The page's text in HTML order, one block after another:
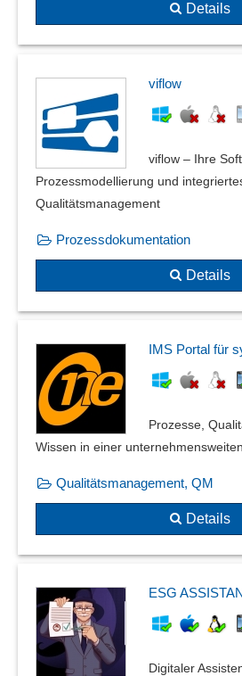
Zeitgesteuerte Workflows
Details
viflow
viflow – Ihre
Prozessmodellierung und
Qualitätsmanagement
Prozessdokumentation
Details
IMS Portal für
Prozesse,
Wissen in einer
Qualitätsmanagement, QM
Details
ESG
Digitaler